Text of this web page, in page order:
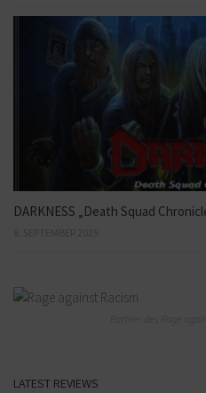
DARKNESS „Death Squad
LATEST REVIEWS